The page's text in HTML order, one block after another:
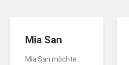
Mia San
Mia San möchte